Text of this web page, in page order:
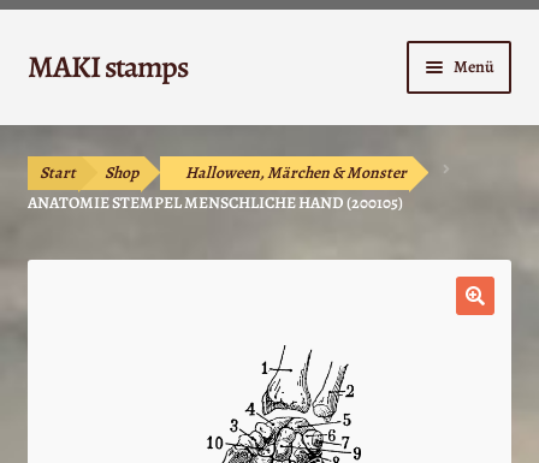
Zur
Navigation
Zum
Inhalt
MAKI stamps Menü
Shop
Warenkorb
Anleitungen
Start Shop
Halloween, Märchen & Monster
ANATOMIE STEMPEL MENSCHLICHE HAND (200105)